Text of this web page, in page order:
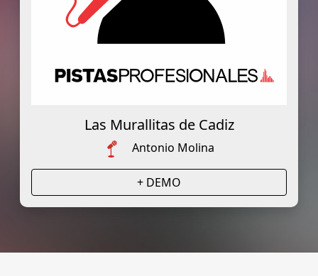
Las Murallitas de Cadiz
Antonio Molina
+ DEMO